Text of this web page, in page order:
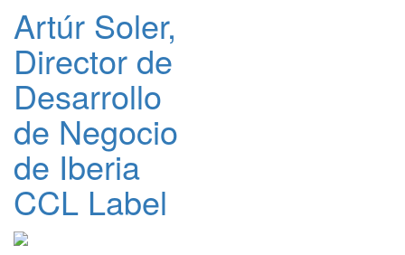
Artúr Soler,
Director de
Desarrollo
de Negocio
de Iberia
CCL Label